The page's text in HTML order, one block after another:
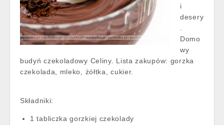
i
desery
Domo
wy
budyń czekoladowy Celiny. Lista zakupów: gorzka
czekolada, mleko, żółtka, cukier.
Składniki:
1 tabliczka gorzkiej czekolady